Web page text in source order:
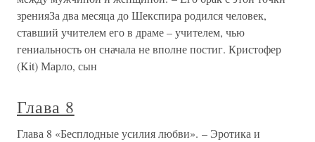
зренияЗа два месяца до Шекспира родился человек,
ставший учителем его в драме – учителем, чью
гениальность он сначала не вполне постиг. Кристофер
(Kit) Марло, сын
Глава 8
Глава 8 «Бесплодные усилия любви». – Эротика и